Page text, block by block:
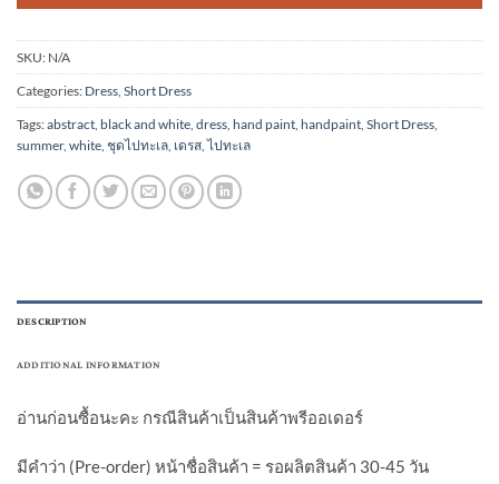
SKU: N/A
Categories: Dress Short Dress
Tags:abstract black and white dress hand paint handpaint Short Dress
summer, white ชุดไปทะเล เดรส ,ไปทะเล
DESCRIPTION
ADDITIONAL INFORMATION
อ่านก่อนซื้อนะคะ กรณีสินค้าเป็นสินค้าพรีออเดอร์
มีคำว่า (Pre-order) หน้าชื่อสินค้า = รอผลิตสินค้า 30-45 วัน